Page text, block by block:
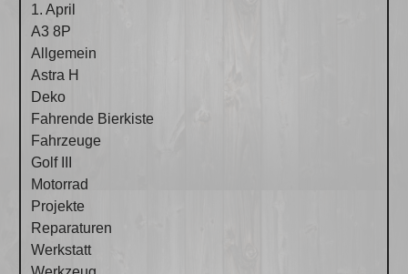
1. April
A3 8P
Allgemein
Astra H
Deko
Fahrende Bierkiste
Fahrzeuge
Golf III
Motorrad
Projekte
Reparaturen
Werkstatt